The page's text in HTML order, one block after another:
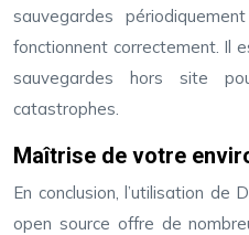
sauvegardes
fonctionnent correctement. Il
sauvegardes hors site
catastrophes.
Maîtrise de votre
En conclusion, l’utilisation de
open source offre de